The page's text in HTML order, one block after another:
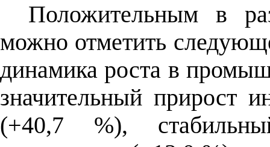
Положительным в
можно отметить
динамика роста в
значительный прирост
(+40,7 %),